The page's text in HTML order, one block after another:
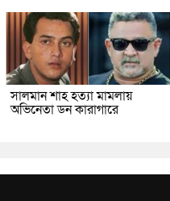
সালমান শাহ হত্যা মামলায়
অভিনেতা ডন কারাগারে